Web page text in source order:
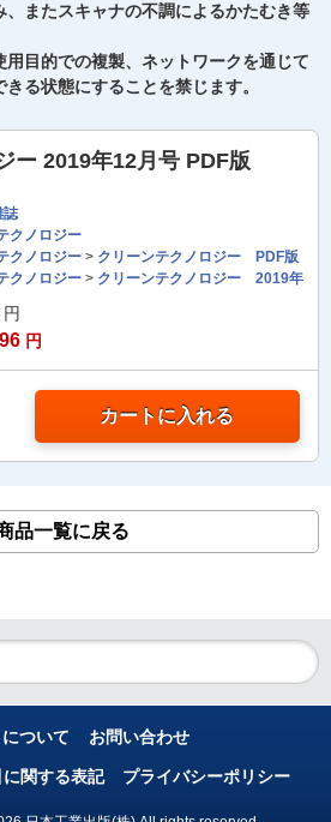
またスキャナの不調によるかたむき等
用目的での複製、ネットワークを通じて
る状態にすることを禁じます。
ー 2019年12月号 PDF版
誌
クノロジー
クノロジー > クリーンテクノロジー PDF版
クノロジー > クリーンテクノロジー 2019年
円
円
カートに入れる
品一覧に戻る
ついて お問い合わせ
関する表記 プライバシーポリシー